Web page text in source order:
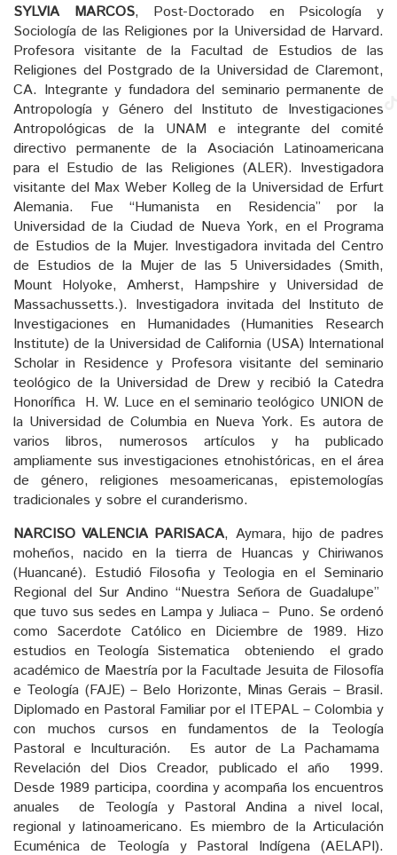
SYLVIA MARCOS, Post-Doctorado en Psicología y
Sociología de las Religiones por la Universidad de Harvard.
Profesora visitante de la Facultad de Estudios de las
Religiones del Postgrado de la Universidad de Claremont,
CA. Integrante y fundadora del seminario permanente de
Antropología y Género del Instituto de Investigaciones
Antropológicas de la UNAM e integrante del comité
directivo permanente de la Asociación Latinoamericana
para el Estudio de las Religiones (ALER). Investigadora
visitante del Max Weber Kolleg de la Universidad de Erfurt
Alemania. Fue “Humanista en Residencia” por la
Universidad de la Ciudad de Nueva York, en el Programa
de Estudios de la Mujer. Investigadora invitada del Centro
de Estudios de la Mujer de las 5 Universidades (Smith,
Mount Holyoke, Amherst, Hampshire y Universidad de
Massachussetts.). Investigadora invitada del Instituto de
Investigaciones en Humanidades (Humanities Research
Institute) de la Universidad de California (USA) International
Scholar in Residence y Profesora visitante del seminario
teológico de la Universidad de Drew y recibió la Catedra
Honorífica H. W. Luce en el seminario teológico UNION de
la Universidad de Columbia en Nueva York. Es autora de
varios libros, numerosos artículos y ha publicado
ampliamente sus investigaciones etnohistóricas, en el área
de género, religiones mesoamericanas, epistemologías
tradicionales y sobre el curanderismo.
NARCISO VALENCIA PARISACA, Aymara, hijo de padres
moheños, nacido en la tierra de Huancas y Chiriwanos
(Huancané). Estudió Filosofia y Teologia en el Seminario
Regional del Sur Andino “Nuestra Señora de Guadalupe”
que tuvo sus sedes en Lampa y Juliaca – Puno. Se ordenó
como Sacerdote Católico en Diciembre de 1989. Hizo
estudios en Teología Sistematica obteniendo el grado
académico de Maestría por la Facultade Jesuita de Filosofía
e Teología (FAJE) – Belo Horizonte, Minas Gerais – Brasil.
Diplomado en Pastoral Familiar por el ITEPAL – Colombia y
con muchos cursos en fundamentos de la Teología
Pastoral e Inculturación. Es autor de La Pachamama
Revelación del Dios Creador, publicado el año 1999.
Desde 1989 participa, coordina y acompaña los encuentros
anuales de Teología y Pastoral Andina a nivel local,
regional y latinoamericano. Es miembro de la Articulación
Ecuménica de Teología y Pastoral Indígena (AELAPI).